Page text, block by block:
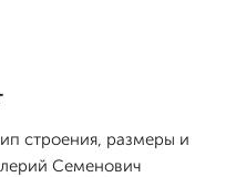
строения, размеры и
Семенович